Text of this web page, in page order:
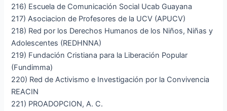
216) Escuela de Comunicación Social Ucab Guayana
217) Asociacion de Profesores de la UCV (APUCV)
218) Red por los Derechos Humanos de los Niños, Niñas y
Adolescentes (REDHNNA)
219) Fundación Cristiana para la Liberación Popular
(Fundimma)
220) Red de Activismo e Investigación por la Convivencia
REACIN
221) PROADOPCION, A. C.